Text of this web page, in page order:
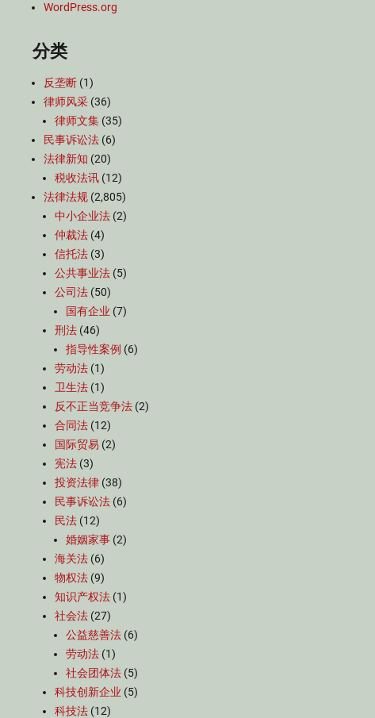
WordPress.org
分类
反垄断 (1)
律师风采 (36)
律师文集 (35)
民事诉讼法 (6)
法律新知 (20)
税收法讯 (12)
法律法规 (2,805)
中小企业法 (2)
仲裁法 (4)
信托法 (3)
公共事业法 (5)
公司法 (50)
国有企业 (7)
刑法 (46)
指导性案例 (6)
劳动法 (1)
卫生法 (1)
反不正当竞争法 (2)
合同法 (12)
国际贸易 (2)
宪法 (3)
投资法律 (38)
民事诉讼法 (6)
民法 (12)
婚姻家事 (2)
海关法 (6)
物权法 (9)
知识产权法 (1)
社会法 (27)
公益慈善法 (6)
劳动法 (1)
社会团体法 (5)
科技创新企业 (5)
科技法 (12)